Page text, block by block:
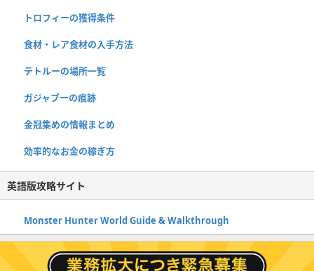
トロフィーの獲得条件
食材・レア食材の入手方法
テトルーの場所一覧
ガジャブーの痕跡
金冠集めの情報まとめ
効率的なお金の稼ぎ方
英語版攻略サイト
Monster Hunter World Guide & Walkthrough